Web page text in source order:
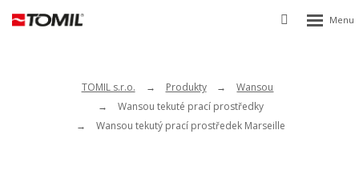
Vyhledávání
Rozbalení
TOMIL s.r.o. Produkty
Wansou
Wansou tekuté prací prostředky
Wansou tekutý prací prostředek Marseille